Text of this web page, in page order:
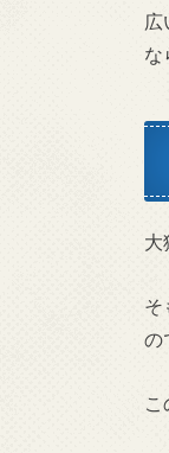
な
大
そ
の